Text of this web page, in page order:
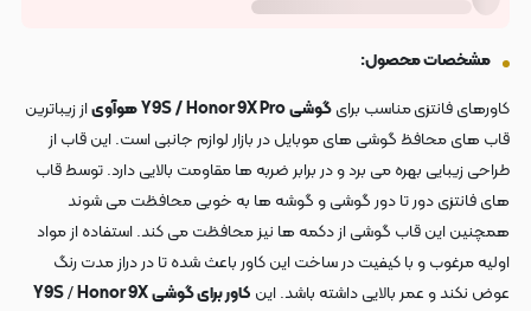
مشخصات محصول:
کاورهای فانتزیمناسب برایگوشی Y9S/Honor 9X Pro هوآویاز زیباترین
قاب های محافظ گوشی های موبایل در بازار لوازم جانبی است. این قاب از
طراحی زیبایی بهره می برد و در برابر ضربه ها مقاومت بالایی دارد. توسط قاب
های فانتزی دور تا دور گوشی و گوشه ها به خوبی محافظت می شوند
همچنین این قاب گوشی از دکمه ها نیز محافظت می کند. استفاده از مواد
اولیه مرغوب و با کیفیت در ساخت این کاور باعث شده تا در دراز مدت رنگ
عوض نکند و عمر بالایی داشته باشد. این کاور برای گوشی Y9S/Honor 9X